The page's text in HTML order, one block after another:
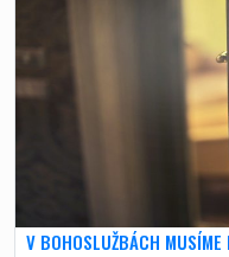
V BOHOSLUŽBÁCH MUSÍME